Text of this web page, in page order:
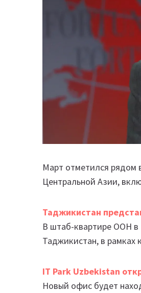
Март отметился рядом
Центральной Азии,
Таджикистан
В штаб-квартире ООН в
Таджикистан, в рамках
IT Park Uzbekistan
Новый офис будет